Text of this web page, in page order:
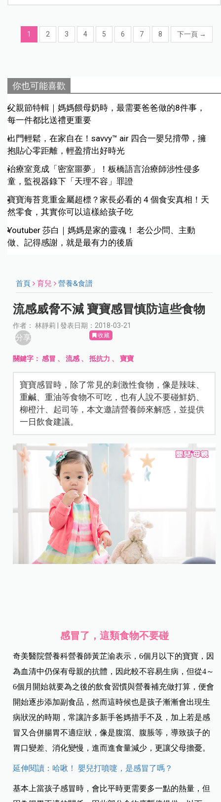
1 2 3 4 5 6 7 8 下一頁 →
你也可能喜歡
父親節特輯｜媽媽餵母奶時，最需要爸爸做的8件事，
每一件都比送禮更重要
出門輕鬆，在家自在！savvy™ air 四合一嬰兒揹帶，擁
抱貼心零距離，輕盈揹出好時光
治療室竟成「密室噩夢」！板橋語言治療師涉性侵多
童，監視器錄下「天理不容」罪證
寶寶海苔竟重金屬超標？家長必看的 4 個食安真相！天
然零食，其實你可以這樣給孩子吃
Youtuber 莎白｜媽媽是家的靈魂！ 老公少問、主動
做、記得感謝，就是最有力的後盾
首頁 育兒 營養&食譜
流感威脅不減 寶寶感冒慎防這些食物
作者： 林靜莉 | 發表日期：2018-03-21
分享 收藏
關鍵字：感冒 、流感 、抵抗力 、寶寶
寶寶感冒時，除了常見的刺激性食物，像是辣味、
重鹹、重油等食物不可吃，也有人說不要碰鮮奶、
柳橙汁、起司等，本文邀請營養師來解惑，並提供
一日飲食建議。
感冒了，這類食物不要碰
奇美醫院營養科營養師黃芷渝表示，6個月以下的寶寶，因
為血清中仍保有母親的抗體，因此較不容易生病，但從4～
6個月開始就要為之後的飲食習慣與營養補充做打算，便會
開始逐步添加副食品，然而這時候也是孩子漸漸會出現生
病狀況的時期，常讓許多新手爸媽措手不及，加上若是感
冒又合併腸胃不適症狀，像是腹瀉、腹脹等，導致孩子的
胃口變差、消化變慢，進而進食量減少，更讓父母擔憂。
延伸閱讀：哈啾！ 嬰兒打噴嚏，是感冒了嗎？
基本上當孩子感冒時，會比平時更需要多一點的熱量，但